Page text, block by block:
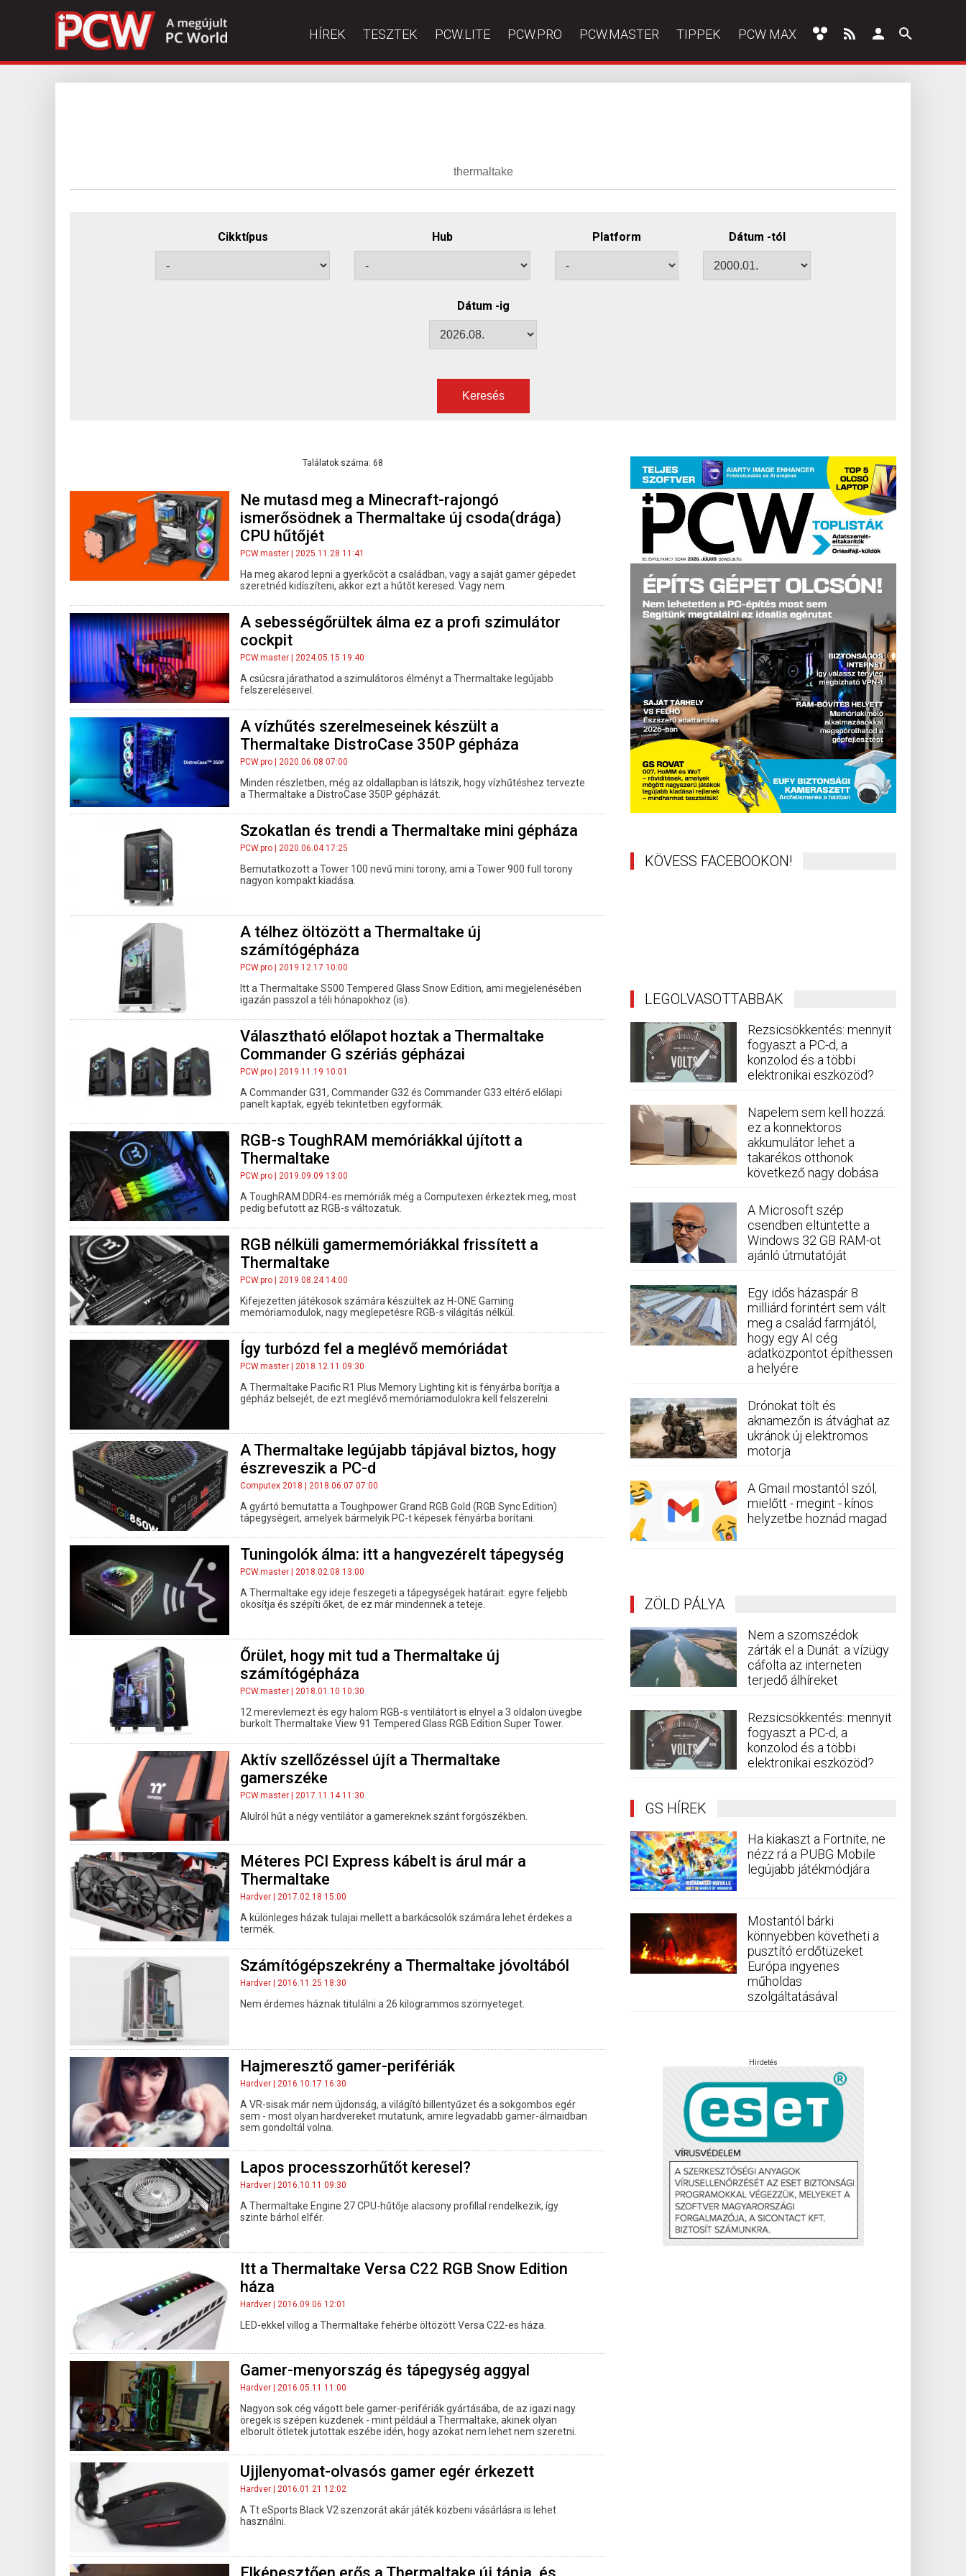
HÍREK TESZTEK PCW.LITE PCW.PRO PCW.MASTER TIPPEK PCW MAX
Cikktípus Hub Platform Dátum -tól
Dátum -ig
Keresés
Találatok száma: 68
Ne mutasd meg a Minecraft-rajongó
ismerősödnek a Thermaltake új csoda(drága)
CPU hűtőjét
PCW.master | 2025.11.28 11:41
Ha meg akarod lepni a gyerkőcöt a családban, vagy a saját gamer gépedet
szeretnéd kidíszíteni, akkor ezt a hűtőt keresed. Vagy nem.
A sebességőrültek álma ez a profi szimulátor
cockpit
PCW.master | 2024.05.15 19:40
A csúcsra járathatod a szimulátoros élményt a Thermaltake legújabb
felszereléseivel.
A vízhűtés szerelmeseinek készült a
Thermaltake DistroCase 350P gépháza
PCW.pro | 2020.06.08 07:00
Minden részletben, még az oldallapban is látszik, hogy vízhűtéshez tervezte
a Thermaltake a DistroCase 350P gépházát.
Szokatlan és trendi a Thermaltake mini gépháza
PCW.pro | 2020.06.04 17:25
Bemutatkozott a Tower 100 nevű mini torony, ami a Tower 900 full torony
nagyon kompakt kiadása.
A télhez öltözött a Thermaltake új
számítógépháza
PCW.pro | 2019.12.17 10:00
Itt a Thermaltake S500 Tempered Glass Snow Edition, ami megjelenésében
igazán passzol a téli hónapokhoz (is).
Választható előlapot hoztak a Thermaltake
Commander G szériás gépházai
PCW.pro | 2019.11.19 10:01
A Commander G31, Commander G32 és Commander G33 eltérő előlapi
panelt kaptak, egyéb tekintetben egyformák.
RGB-s ToughRAM memóriákkal újított a
Thermaltake
PCW.pro | 2019.09.09 13:00
A ToughRAM DDR4-es memóriák még a Computexen érkeztek meg, most
pedig befutott az RGB-s változatuk.
RGB nélküli gamermemóriákkal frissített a
Thermaltake
PCW.pro | 2019.08.24 14:00
Kifejezetten játékosok számára készültek az H-ONE Gaming
memóriamodulok, nagy meglepetésre RGB-s világítás nélkül.
Így turbózd fel a meglévő memóriádat
PCW.master | 2018.12.11 09:30
A Thermaltake Pacific R1 Plus Memory Lighting kit is fényárba borítja a
gépház belsejét, de ezt meglévő memóriamodulokra kell felszerelni.
A Thermaltake legújabb tápjával biztos, hogy
észreveszik a PC-d
Computex 2018 | 2018.06.07 07:00
A gyártó bemutatta a Toughpower Grand RGB Gold (RGB Sync Edition)
tápegységeit, amelyek bármelyik PC-t képesek fényárba borítani.
Tuningolók álma: itt a hangvezérelt tápegység
PCW.master | 2018.02.08 13:00
A Thermaltake egy ideje feszegeti a tápegységek határait: egyre feljebb
okosítja és szépíti őket, de ez már mindennek a teteje.
Őrület, hogy mit tud a Thermaltake új
számítógépháza
PCW.master | 2018.01.10 10:30
12 merevlemezt és egy halom RGB-s ventilátort is elnyel a 3 oldalon üvegbe
burkolt Thermaltake View 91 Tempered Glass RGB Edition Super Tower.
Aktív szellőzéssel újít a Thermaltake
gamerszéke
PCW.master | 2017.11.14 11:30
Alulról hűt a négy ventilátor a gamereknek szánt forgószékben.
Méteres PCI Express kábelt is árul már a
Thermaltake
Hardver | 2017.02.18 15:00
A különleges házak tulajai mellett a barkácsolók számára lehet érdekes a
termék.
Számítógépszekrény a Thermaltake jóvoltából
Hardver | 2016.11.25 18:30
Nem érdemes háznak titulálni a 26 kilogrammos szörnyeteget.
Hajmeresztő gamer-perifériák
Hardver | 2016.10.17 16:30
A VR-sisak már nem újdonság, a világító billentyűzet és a sokgombos egér
sem - most olyan hardvereket mutatunk, amire legvadabb gamer-álmaidban
sem gondoltál volna.
Lapos processzorhűtőt keresel?
Hardver | 2016.10.11 09:30
A Thermaltake Engine 27 CPU-hűtője alacsony profillal rendelkezik, így
szinte bárhol elfér.
Itt a Thermaltake Versa C22 RGB Snow Edition
háza
Hardver | 2016.09.06 12:01
LED-ekkel villog a Thermaltake fehérbe öltözött Versa C22-es háza.
Gamer-menyország és tápegység aggyal
Hardver | 2016.05.11 11:00
Nagyon sok cég vágott bele gamer-perifériák gyártásába, de az igazi nagy
öregek is szépen küzdenek - mint például a Thermaltake, akinek olyan
elborult ötletek jutottak eszébe idén, hogy azokat nem lehet nem szeretni.
Ujjlenyomat-olvasós gamer egér érkezett
Hardver | 2016.01.21 12:02
A Tt eSports Black V2 szenzorát akár játék közbeni vásárlásra is lehet
használni.
KÖVESS FACEBOOKON!
LEGOLVASOTTABBAK
Rezsicsökkentés: mennyit
fogyaszt a PC-d, a
konzolod és a többi
elektronikai eszközöd?
Napelem sem kell hozzá:
ez a konnektoros
akkumulátor lehet a
takarékos otthonok
következő nagy dobása
A Microsoft szép
csendben eltüntette a
Windows 32 GB RAM-ot
ajánló útmutatóját
Egy idős házaspár 8
milliárd forintért sem vált
meg a család farmjától,
hogy egy AI cég
adatközpontot építhessen
a helyére
Drónokat tölt és
aknamezőn is átvághat az
ukránok új elektromos
motorja
A Gmail mostantól szól,
mielőtt - megint - kínos
helyzetbe hoznád magad
ZÖLD PÁLYA
Nem a szomszédok
zárták el a Dunát: a vízügy
cáfolta az interneten
terjedő álhíreket
Rezsicsökkentés: mennyit
fogyaszt a PC-d, a
konzolod és a többi
elektronikai eszközöd?
GS HÍREK
Ha kiakaszt a Fortnite, ne
nézz rá a PUBG Mobile
legújabb játékmódjára
Mostantól bárki
könnyebben követheti a
pusztító erdőtüzeket
Európa ingyenes
műholdas
szolgáltatásával
Hirdetés